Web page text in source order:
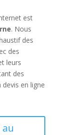
est
. Nous
des
des
leurs
des
en ligne